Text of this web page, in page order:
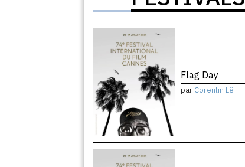
Flag Day
par Corentin Lê